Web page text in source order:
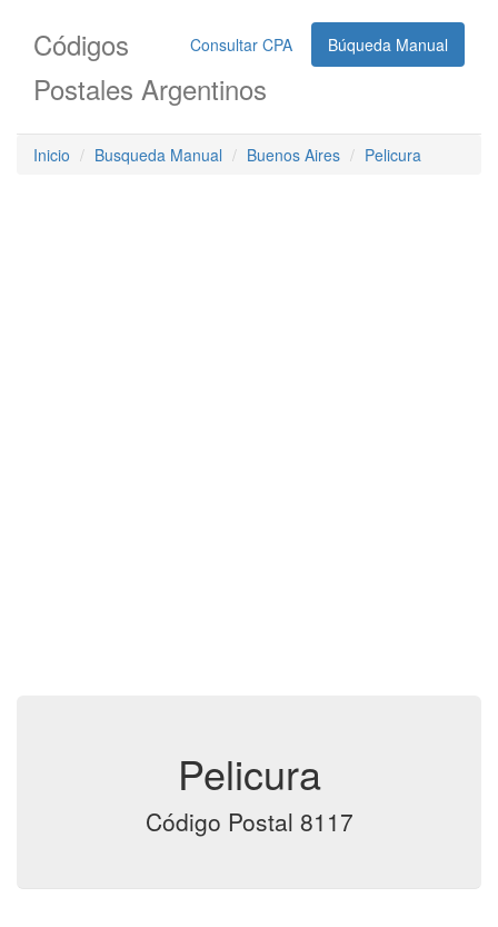
Consultar CPA Búqueda Manual
Códigos
Postales Argentinos
Inicio Busqueda Manual Buenos Aires Pelicura
Pelicura
Código Postal 8117